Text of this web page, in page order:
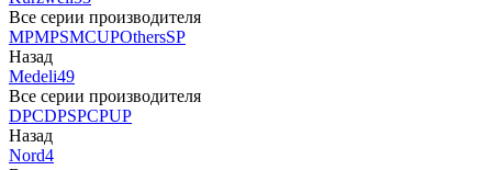
Все серии производителя
MPMPSMCUPOthersSP
Назад
Medeli49
Все серии производителя
DPCDPSPCPUP
Назад
Nord4